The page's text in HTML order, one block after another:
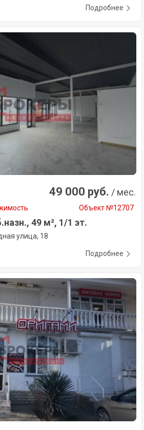
Подробнее
49 000 руб. / мес.
Объект №12707
49 м², 1/1 эт.
улица, 18
Подробнее